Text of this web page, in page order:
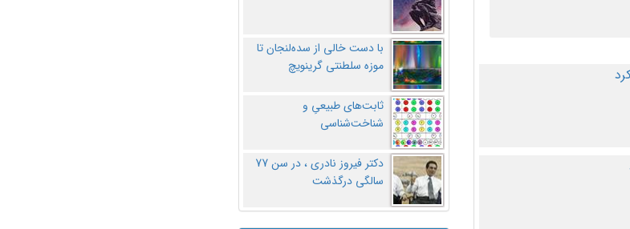
با دست خالی از سده‌لنجان تا
موزه سلطنتی گرینویچ
ثابت‌های طبیعیِ و
شناخت‌شناسی
دکتر فیروز نادری ، در سن 77
سالگی درگذشت